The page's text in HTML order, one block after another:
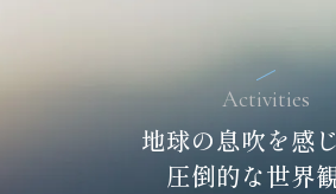
Activities
地球の息吹を感じ
圧倒的な世界